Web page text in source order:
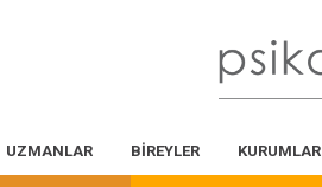
UZMANLAR BİREYLER KURUMLAR